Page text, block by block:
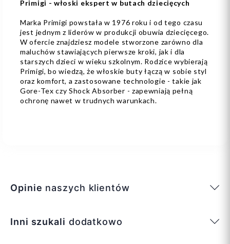
Primigi - włoski ekspert w butach dziecięcych
Marka Primigi powstała w 1976 roku i od tego czasu
jest jednym z liderów w produkcji obuwia dziecięcego.
W ofercie znajdziesz modele stworzone zarówno dla
maluchów stawiających pierwsze kroki, jak i dla
starszych dzieci w wieku szkolnym. Rodzice wybierają
Primigi, bo wiedzą, że włoskie buty łączą w sobie styl
oraz komfort, a zastosowane technologie - takie jak
Gore-Tex czy Shock Absorber - zapewniają pełną
ochronę nawet w trudnych warunkach.
Opinie naszych klientów
Inni szukali dodatkowo